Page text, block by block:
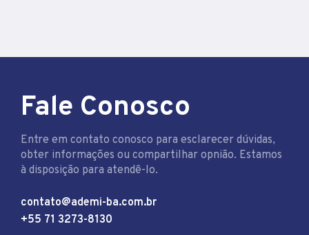
Fale Conosco
Entre em contato conosco para esclarecer dúvidas,
obter informações ou compartilhar opnião. Estamos
à disposição para atendê-lo.
contato@ademi-ba.com.br
+55 71 3273-8130